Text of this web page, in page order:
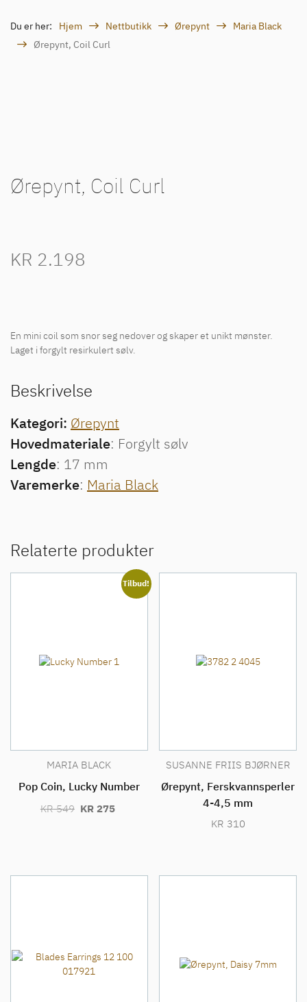
Du er her: Hjem Nettbutikk Ørepynt
Maria Black
Ørepynt, Coil Curl
Ørepynt, Coil Curl
KR 2.198
En mini coil som snor seg nedover og skaper et unikt mønster.
Laget i forgylt resirkulert sølv.
Beskrivelse
Kategori: Ørepynt
Hovedmateriale: Forgylt sølv
Lengde: 17 mm
Varemerke: Maria Black
Relaterte produkter
Tilbud!
MARIA BLACK
Pop Coin, Lucky Number
KR549 OPPRINNELIG
KR275
SUSANNE FRIIS BJØRNER
Ørepynt, Ferskvannsperler
4-4,5 mm
KR 310